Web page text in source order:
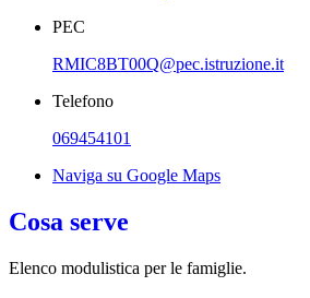
PEC
RMIC8BT00Q@pec.istruzione.it
Telefono
069454101
Naviga su Google Maps
Cosa serve
Elenco modulistica per le famiglie.